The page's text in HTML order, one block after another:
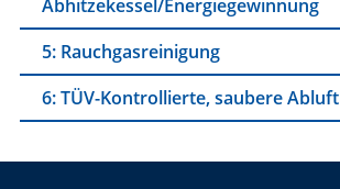
Abhitzekessel/Energiegewinnung
5: Rauchgasreinigung
6: TÜV-Kontrollierte, saubere Abluft